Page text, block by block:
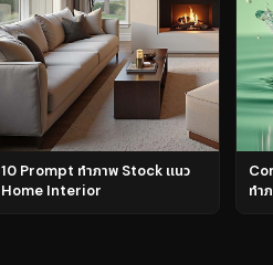
10 Prompt ทำภาพ Stock แนว
Home Interior
ทำ